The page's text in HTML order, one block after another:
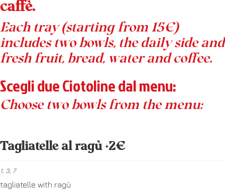
caffè.
Each tray (starting from 15€)
includes two bowls, the daily side and
fresh fruit, bread, water and coffee.
Scegli due Ciotoline dal menu:
Choose two bowls from the menu:
Tagliatelle al ragù +2€
1, 3, 7
tagliatelle with ragù